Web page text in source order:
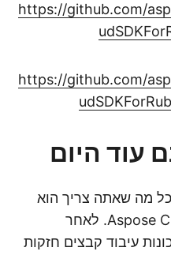
https://github.com/
https://github.com/
עוד היום
מה שאתה צריך הוא
[להירשם][3] עם שירות Aspose Cloud. לאחר
עיבוד קבצים חזקות